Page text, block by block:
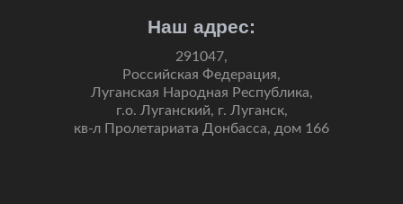
Наш адрес:
291047,
Российская Федерация,
Луганская Народная Республика,
г.о. Луганский, г. Луганск,
кв-л Пролетариата Донбасса, дом 166